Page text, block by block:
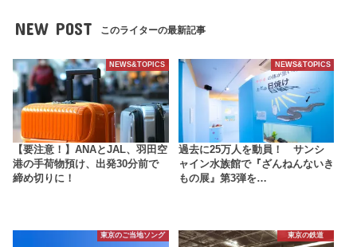
NEW POST このライターの最新記事
NEWS&TOPICS
【要注意！】ANAとJAL、羽田空
港の手荷物預け、出発30分前で
締め切りに！
NEWS&TOPICS
過去に25万人を動員！ サンシ
ャイン水族館で『ざんねんないき
もの展』第3弾を…
東京のご当地ソング 東京の鉄道